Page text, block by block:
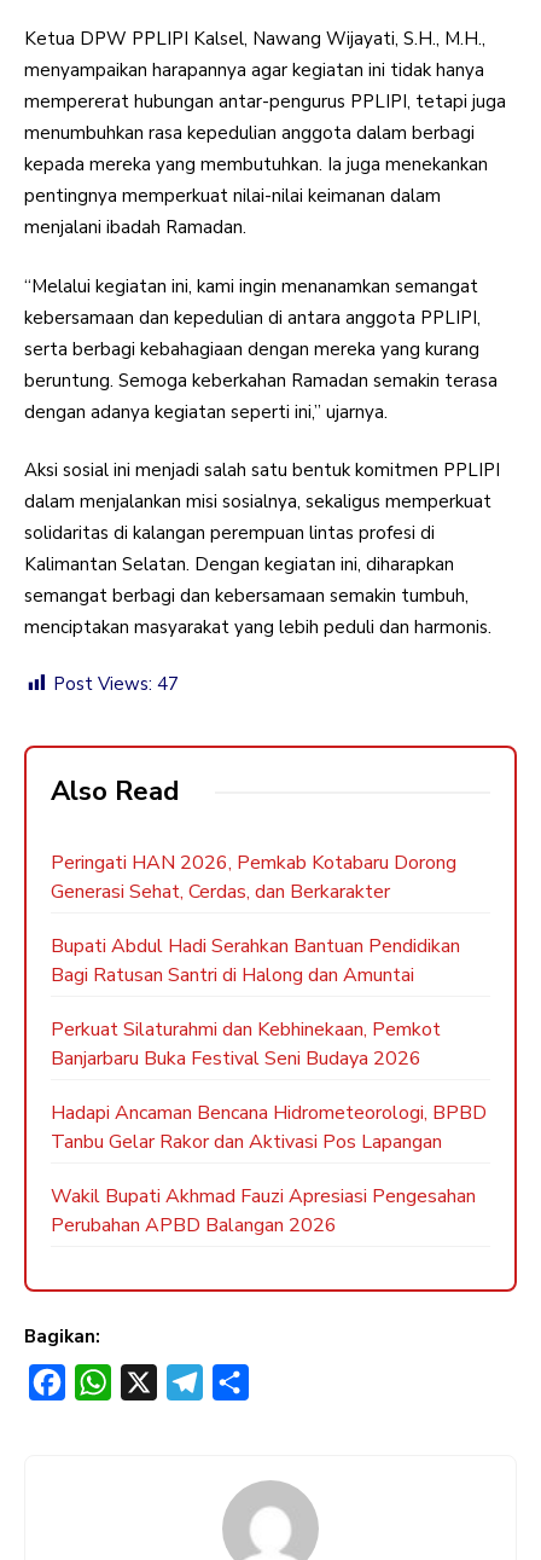
Ketua DPW PPLIPI Kalsel, Nawang Wijayati, S.H., M.H.,
menyampaikan harapannya agar kegiatan ini tidak hanya
mempererat hubungan antar-pengurus PPLIPI, tetapi juga
menumbuhkan rasa kepedulian anggota dalam berbagi
kepada mereka yang membutuhkan. Ia juga menekankan
pentingnya memperkuat nilai-nilai keimanan dalam
menjalani ibadah Ramadan.
“Melalui kegiatan ini, kami ingin menanamkan semangat
kebersamaan dan kepedulian di antara anggota PPLIPI,
serta berbagi kebahagiaan dengan mereka yang kurang
beruntung. Semoga keberkahan Ramadan semakin terasa
dengan adanya kegiatan seperti ini,” ujarnya.
Aksi sosial ini menjadi salah satu bentuk komitmen PPLIPI
dalam menjalankan misi sosialnya, sekaligus memperkuat
solidaritas di kalangan perempuan lintas profesi di
Kalimantan Selatan. Dengan kegiatan ini, diharapkan
semangat berbagi dan kebersamaan semakin tumbuh,
menciptakan masyarakat yang lebih peduli dan harmonis.
Post Views: 47
Also Read
Peringati HAN 2026, Pemkab Kotabaru Dorong
Generasi Sehat, Cerdas, dan Berkarakter
Bupati Abdul Hadi Serahkan Bantuan Pendidikan
Bagi Ratusan Santri di Halong dan Amuntai
Perkuat Silaturahmi dan Kebhinekaan, Pemkot
Banjarbaru Buka Festival Seni Budaya 2026
Hadapi Ancaman Bencana Hidrometeorologi, BPBD
Tanbu Gelar Rakor dan Aktivasi Pos Lapangan
Wakil Bupati Akhmad Fauzi Apresiasi Pengesahan
Perubahan APBD Balangan 2026
Bagikan:
W
r
e